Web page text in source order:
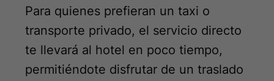
Para quienes prefieran un taxi o
transporte privado, el servicio directo
te llevará al hotel en poco tiempo,
permitiéndote disfrutar de un traslado